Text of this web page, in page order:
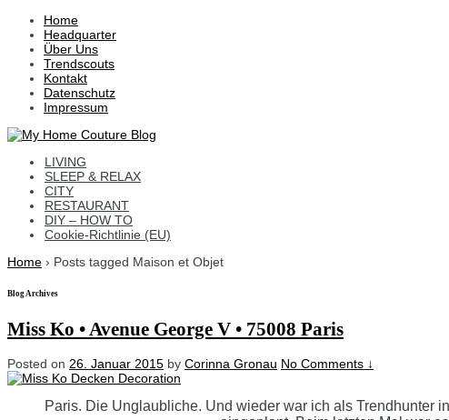
Skip
Main
Content
Home
Headquarter
Über Uns
Trendscouts
Kontakt
Datenschutz
Impressum
LIVING
SLEEP & RELAX
CITY
RESTAURANT
DIY – HOW TO
Cookie-Richtlinie (EU)
Home › Posts tagged Maison et Objet
Blog Archives
Miss Ko • Avenue George V • 75008 Paris
Posted on 26. Januar 2015 by Corinna Gronau No Comments ↓
Paris. Die Unglaubliche. Und wieder war ich als Trendhunter